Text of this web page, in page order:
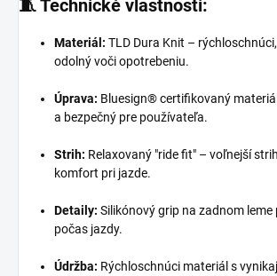
🧵Technické vlastnosti:
Materiál: TLD Dura Knit –
odolný voči opotrebeniu.
Úprava: Bluesign® certifikovaný
a bezpečný pre používateľa.
Strih: Relaxovaný "ride fit" – voľnejší
komfort pri jazde.
Detaily: Silikónový grip na zadnom
počas jazdy.
Údržba: Rýchloschnúci materiál s